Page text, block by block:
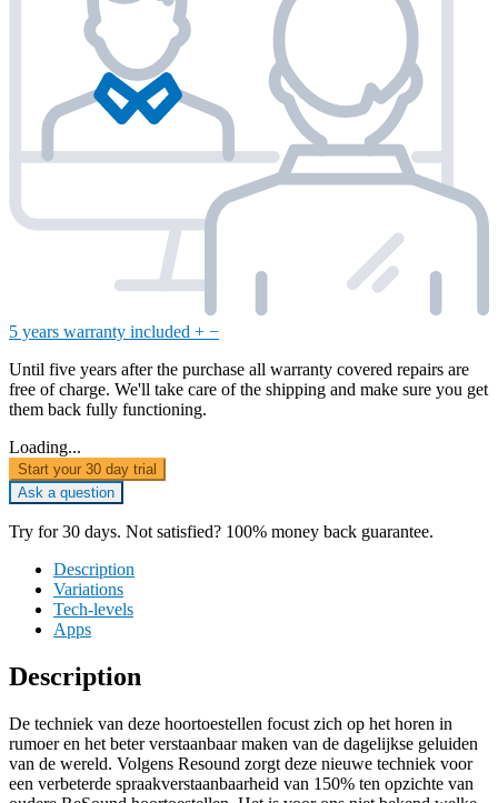
5 years warranty included + −
Until five years after the purchase all warranty covered repairs are
free of charge. We'll take care of the shipping and make sure you get
them back fully functioning.
Loading...
Start your 30 day trial
Ask a question
Try for 30 days. Not satisfied? 100% money back guarantee.
Description
Variations
Tech-levels
Apps
Description
De techniek van deze hoortoestellen focust zich op het horen in
rumoer en het beter verstaanbaar maken van de dagelijkse geluiden
van de wereld. Volgens Resound zorgt deze nieuwe techniek voor
een verbeterde spraakverstaanbaarheid van 150% ten opzichte van